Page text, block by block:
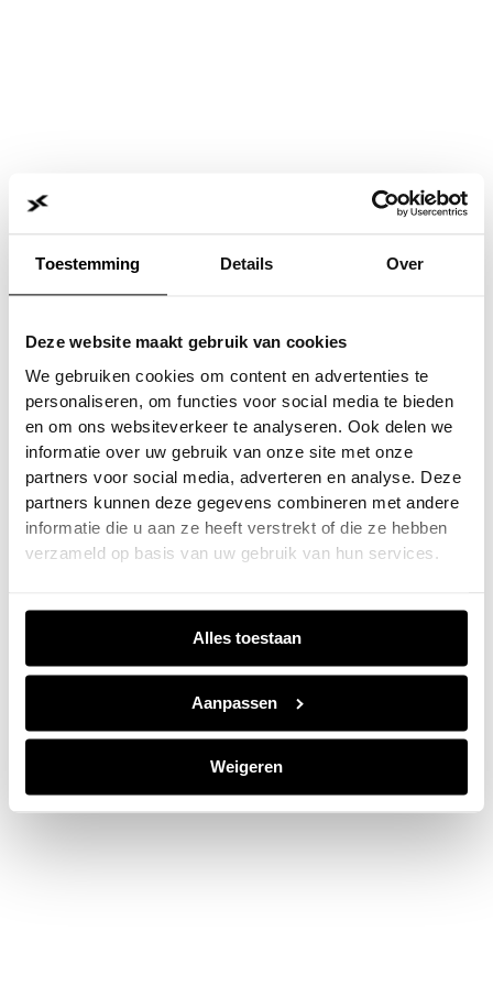
Toestemming Details Over
Deze website maakt gebruik van cookies
We gebruiken cookies om content en advertenties te
personaliseren, om functies voor social media te bieden
en om ons websiteverkeer te analyseren. Ook delen we
informatie over uw gebruik van onze site met onze
partners voor social media, adverteren en analyse. Deze
partners kunnen deze gegevens combineren met andere
informatie die u aan ze heeft verstrekt of die ze hebben
verzameld op basis van uw gebruik van hun services.
Alles toestaan
Aanpassen
Weigeren
Application error: a client-side exception has occurred while
loading
www.jvk.nl (see the browser console
for more
information).